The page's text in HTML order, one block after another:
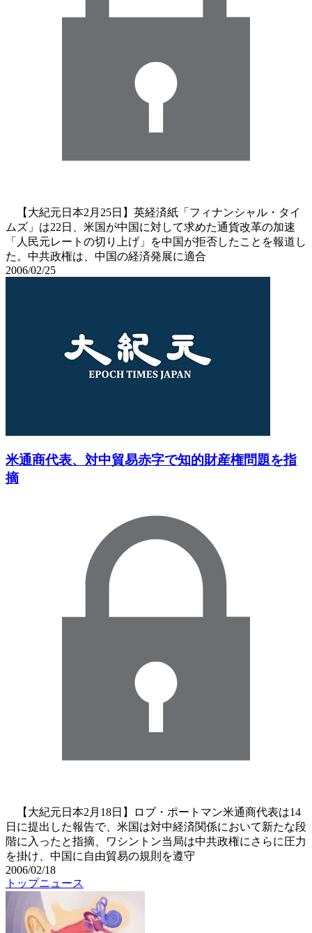
【大紀元日本2月25日】英経済紙「フィナンシャル・タイ
ムズ」は22日、米国が中国に対して求めた通貨改革の加速
「人民元レートの切り上げ」を中国が拒否したことを報道し
た。中共政権は、中国の経済発展に適合
2006/02/25
米通商代表、対中貿易赤字で知的財産権問題を指
摘
【大紀元日本2月18日】ロブ・ポートマン米通商代表は14
日に提出した報告で、米国は対中経済関係において新たな段
階に入ったと指摘、ワシントン当局は中共政権にさらに圧力
を掛け、中国に自由貿易の規則を遵守
2006/02/18
トップニュース